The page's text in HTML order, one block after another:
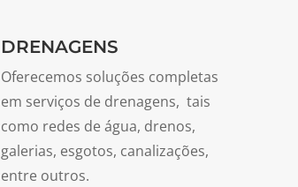
DRENAGENS
Oferecemos soluções completas
em serviços de drenagens, tais
como redes de água, drenos,
galerias, esgotos, canalizações,
entre outros.